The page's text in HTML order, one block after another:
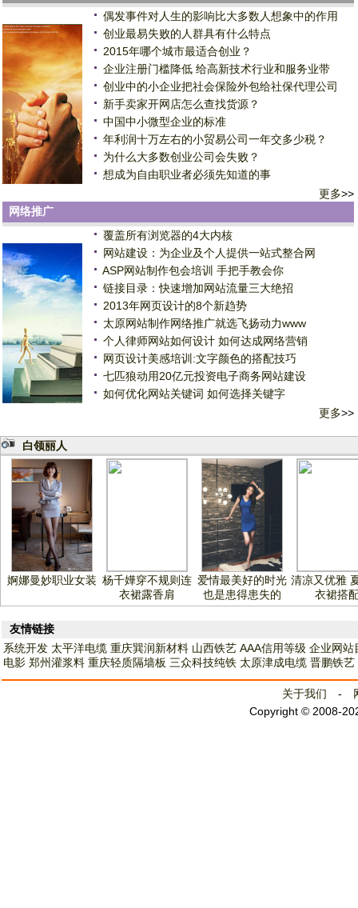
偶发事件对人生的影响比大多数人想象中的作用
创业最易失败的人群具有什么特点
2015年哪个城市最适合创业？
企业注册门槛降低 给高新技术行业和服务业带
创业中的小企业把社会保险外包给社保代理公司
新手卖家开网店怎么查找货源？
中国中小微型企业的标准
年利润十万左右的小贸易公司一年交多少税？
为什么大多数创业公司会失败？
想成为自由职业者必须先知道的事
更多>>
网络推广
覆盖所有浏览器的4大内核
网站建设：为企业及个人提供一站式整合网
ASP网站制作包会培训 手把手教会你
链接目录：快速增加网站流量三大绝招
2013年网页设计的8个新趋势
太原网站制作网络推广就选飞扬动力www
个人律师网站如何设计 如何达成网络营销
网页设计美感培训:文字颜色的搭配技巧
七匹狼动用20亿元投资电子商务网站建设
如何优化网站关键词 如何选择关键字
更多>>
白领丽人
婀娜曼妙职业女装 杨千嬅穿不规则连
衣裙露香肩
爱情最美好的时光
也是患得患失的
清凉又优雅
衣裙搭
友情链接
系统开发 太平洋电缆 重庆巽润新材料 山西铁艺 AAA信用等级 企业网站
电影 郑州灌浆料 重庆轻质隔墙板 三众科技纯铁 太原津成电缆 晋鹏铁艺
关于我们 -
Copyright © 2008-